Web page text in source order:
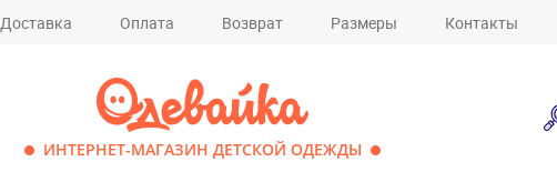
Доставка Оплата Возврат Размеры Контакты
ИНТЕРНЕТ-МАГАЗИН ДЕТСКОЙ ОДЕЖДЫ